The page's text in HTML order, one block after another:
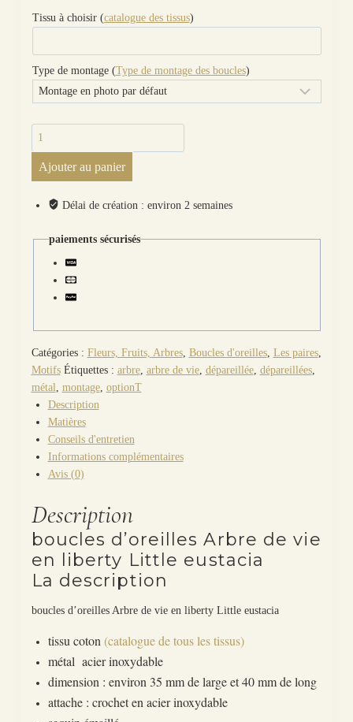
Tissu à choisir (catalogue des tissus)
Type de montage (Type de montage des boucles)
quantité
de
boucles
d'oreilles
Arbre
Ajouter au panier
Délai de création : environ 2 semaines
paiements sécurisés
Catégories : Fleurs, Fruits, Arbres, Boucles d'oreilles, Les paires,
Motifs Étiquettes : arbre, arbre de vie, dépareillée, dépareillées,
métal
montage, optionT
Description
Matières
Conseils d'entretien
Informations complémentaires
Avis (0)
Description
boucles d’oreilles Arbre de vie
en liberty Little eustacia
La description
boucles d’oreilles Arbre de vie en liberty Little eustacia
tissu coton (catalogue de tous les tissus)
métal acier inoxydable
dimension : environ 35 mm de large et 40 mm de long
attache : crochet en acier inoxydable